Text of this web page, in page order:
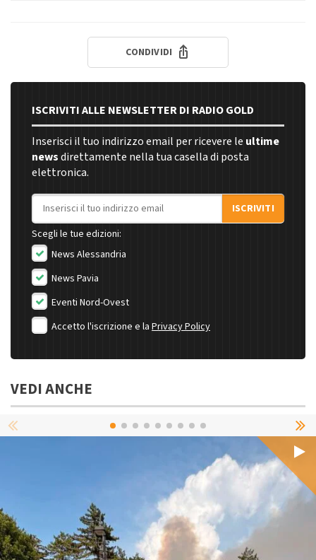
CONDIVIDI
ISCRIVITI ALLE NEWSLETTER DI RADIO GOLD
Inserisci il tuo indirizzo email per ricevere le ultime
newsdirettamente nella tua casella di posta
elettronica.
Indirizzo email
ISCRIVITI
Scegli le tue edizioni:
News Alessandria
News Pavia
Eventi Nord-Ovest
Accetto l'iscrizione e la Privacy Policy
VEDI ANCHE